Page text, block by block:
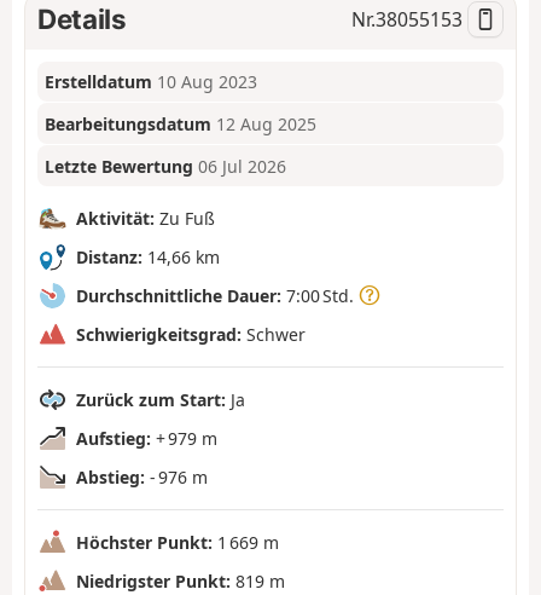
Details Nr.38055153
Erstelldatum 10 Aug 2023
Bearbeitungsdatum 12 Aug 2025
Letzte Bewertung 06 Jul 2026
Aktivität: Zu Fuß
Distanz: 14,66 km
Durchschnittliche Dauer: 7:00 Std.
Schwierigkeitsgrad: Schwer
Zurück zum Start: Ja
Aufstieg: + 979 m
Abstieg: - 976 m
Höchster Punkt: 1 669 m
Niedrigster Punkt: 819 m